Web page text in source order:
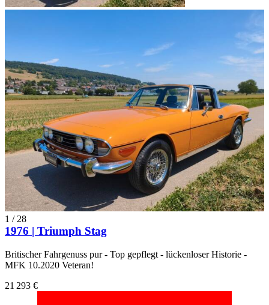
1 / 28
1976 | Triumph Stag
Britischer Fahrgenuss pur - Top gepflegt - lückenloser Historie -
MFK 10.2020 Veteran!
21 293 €